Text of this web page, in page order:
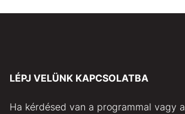
LÉPJ VELÜNK KAPCSOLATBA
Ha kérdésed van a programmal vagy a